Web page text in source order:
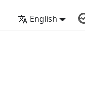
English